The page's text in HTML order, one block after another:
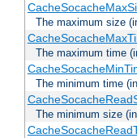
The maximum size
The maximum time
The minimum time
The minimum size